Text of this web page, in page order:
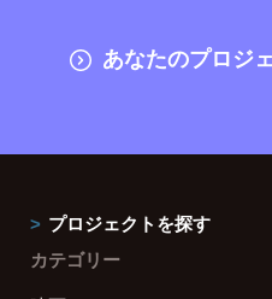
あなたのプロジ
プロジェクトを探す
カテゴリー